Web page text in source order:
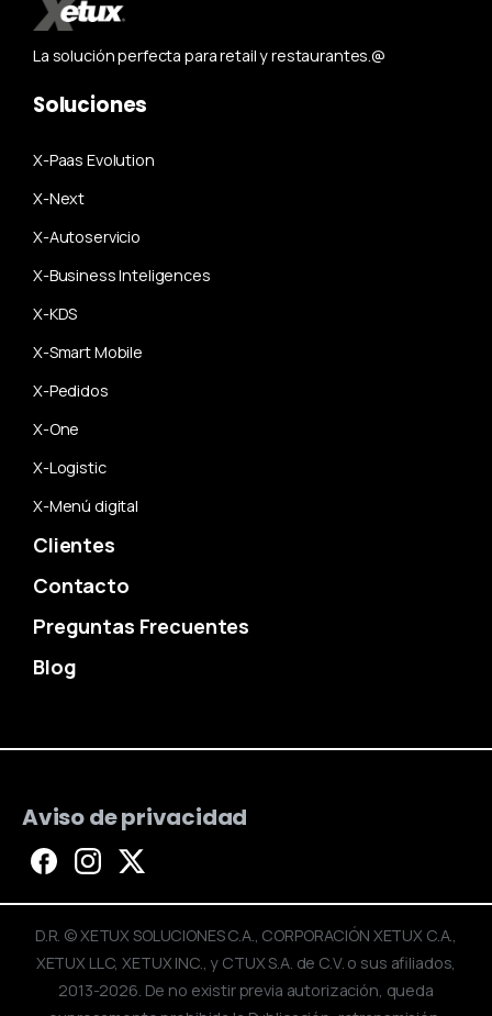
La solución perfecta para retail y restaurantes.@
Soluciones
X-Paas Evolution
X-Next
X-Autoservicio
X-Business Inteligences
X-KDS
X-Smart Mobile
X-Pedidos
X-One
X-Logistic
X-Menú digital
Clientes
Contacto
Preguntas Frecuentes
Blog
Aviso de privacidad
D.R. © XETUX SOLUCIONES C.A., CORPORACIÓN XETUX C.A.,
XETUX LLC, XETUX INC., y CTUX S.A. de C.V. o sus afiliados,
2013-2026. De no existir previa autorización, queda